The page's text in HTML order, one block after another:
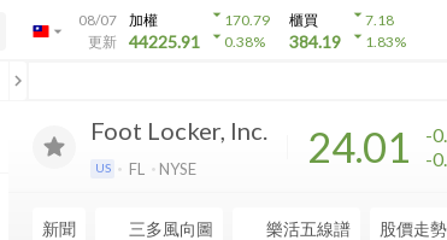
arrow_drop_down
08/07
更新
加權
44225.91
arrow_drop_down170.79
arrow_drop_down0.38%
櫃買
384.19
arrow_drop_down7.18
arrow_drop_down1.83%
Foot Locker, Inc.
US FL NYSE 24.01
-
-
新聞 三多風向圖 樂活五線譜 股價走勢
chevron_left